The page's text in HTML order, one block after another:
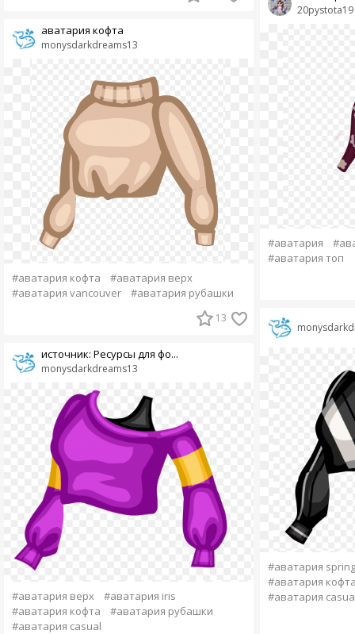
monysdarkdreams13
аватария кофта
#аватария кофта
#аватария верх
#аватария vancouver
#аватария рубашки
13
monysdarkdreams13
источник: Ресурсы для фо...
#аватария верх
#аватария iris
#аватария кофта
#аватария рубашки
#аватария casual
20pystota19
#аватария
#аватария топ
#аватария
#аватария
#аватария